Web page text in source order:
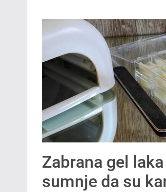
Zabrana gel
sumnje da su